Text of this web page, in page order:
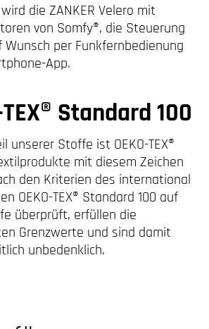
die ZANKER Velero mit
von Somfy®, die Steuerung
per Funkfernbedienung
App.
TEX® Standard 100
unserer Stoffe ist OEKO-TEX®
mit diesem Zeichen
den Kriterien des international
OEKO-TEX® Standard 100 auf
überprüft, erfüllen die
Grenzwerte und sind damit
unbedenklich.